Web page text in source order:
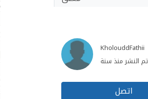
KholouddFathii
تم النشر منذ سنة
اتصل